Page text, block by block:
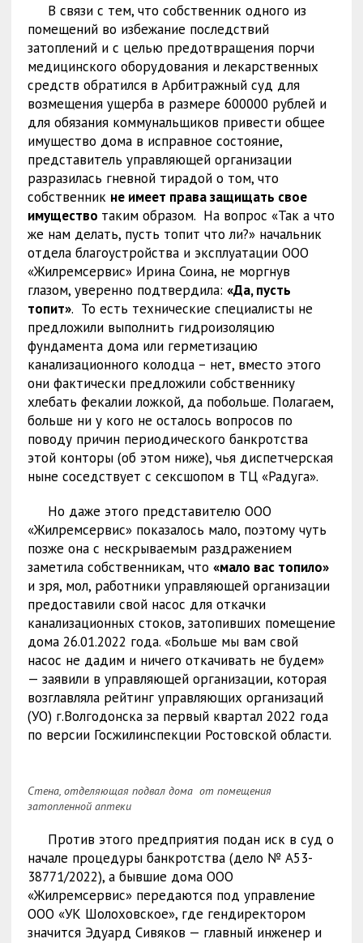
В связи с тем, что собственник одного из
помещений во избежание последствий
затоплений и с целью предотвращения порчи
медицинского оборудования и лекарственных
средств обратился в Арбитражный суд для
возмещения ущерба в размере 600000 рублей и
для обязания коммунальщиков привести общее
имущество дома в исправное состояние,
представитель управляющей организации
разразилась гневной тирадой о том, что
собственник не имеет права защищать свое
имущество таким образом. На вопрос «Так а что
же нам делать, пусть топит что ли?» начальник
отдела благоустройства и эксплуатации ООО
«Жилремсервис» Ирина Соина, не моргнув
глазом, уверенно подтвердила: «Да, пусть
топит». То есть технические специалисты не
предложили выполнить гидроизоляцию
фундамента дома или герметизацию
канализационного колодца – нет, вместо этого
они фактически предложили собственнику
хлебать фекалии ложкой, да побольше. Полагаем,
больше ни у кого не осталось вопросов по
поводу причин периодического банкротства
этой конторы (об этом ниже), чья диспетчерская
ныне соседствует с сексшопом в ТЦ «Радуга».
Но даже этого представителю ООО
«Жилремсервис» показалось мало, поэтому чуть
позже она с нескрываемым раздражением
заметила собственникам, что «мало вас топило»
и зря, мол, работники управляющей организации
предоставили свой насос для откачки
канализационных стоков, затопивших помещение
дома 26.01.2022 года. «Больше мы вам свой
насос не дадим и ничего откачивать не будем»
— заявили в управляющей организации, которая
возглавляла рейтинг управляющих организаций
(УО) г.Волгодонска за первый квартал 2022 года
по версии Госжилинспекции Ростовской области.
Стена, отделяющая подвал дома от помещения
затопленной аптеки
Против этого предприятия подан иск в суд о
начале процедуры банкротства (дело № А53-
38771/2022), а бывшие дома ООО
«Жилремсервис» передаются под управление
ООО «УК Шолоховское», где гендиректором
значится Эдуард Сивяков — главный инженер и